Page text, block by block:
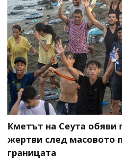
Кметът на Сеута обяви
жертви след масовото
границата